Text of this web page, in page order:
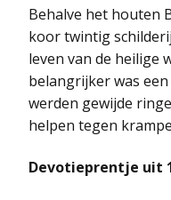
Behalve het houten
koor twintig
leven van de heilige
belangrijker was
werden gewijde
helpen tegen
Devotieprentje uit